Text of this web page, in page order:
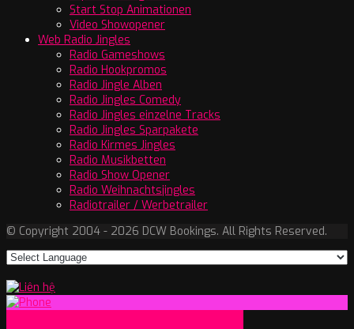
Start Stop Animationen
Video Showopener
Web Radio Jingles
Radio Gameshows
Radio Hookpromos
Radio Jingle Alben
Radio Jingles Comedy
Radio Jingles einzelne Tracks
Radio Jingles Sparpakete
Radio Kirmes Jingles
Radio Musikbetten
Radio Show Opener
Radio Weihnachtsjingles
Radiotrailer / Werbetrailer
© Copyright 2004 - 2026 DCW Bookings. All Rights Reserved.